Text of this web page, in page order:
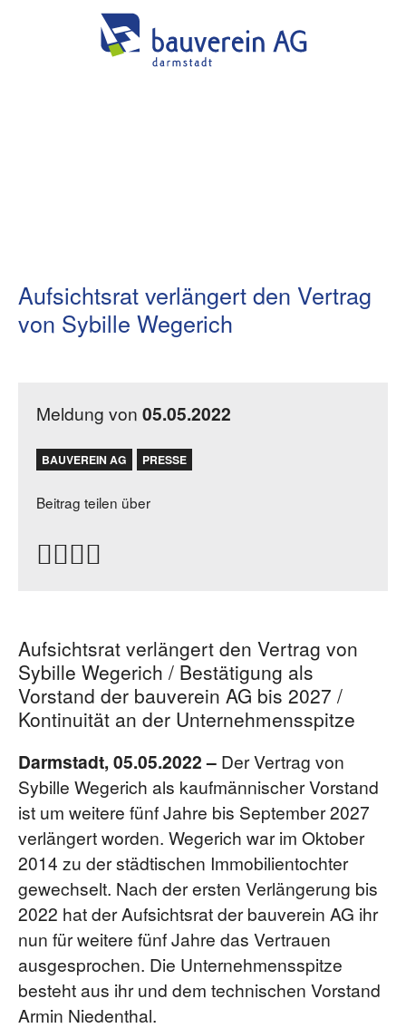
Meldung von 05.05.2022
BAUVEREIN AG PRESSE
Beitrag teilen über
Aufsichtsrat verlängert den Vertrag
von Sybille Wegerich
Aufsichtsrat verlängert den Vertrag von
Sybille Wegerich / Bestätigung als
Vorstand der bauverein AG bis 2027 /
Kontinuität an der Unternehmensspitze
Darmstadt, 05.05.2022 – Der Vertrag von
Sybille Wegerich als kaufmännischer Vorstand
ist um weitere fünf Jahre bis September 2027
verlängert worden. Wegerich war im Oktober
2014 zu der städtischen Immobilientochter
gewechselt. Nach der ersten Verlängerung bis
2022 hat der Aufsichtsrat der bauverein AG ihr
nun für weitere fünf Jahre das Vertrauen
ausgesprochen. Die Unternehmensspitze
besteht aus ihr und dem technischen Vorstand
Armin Niedenthal.